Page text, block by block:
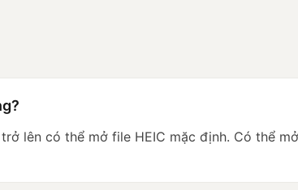
lên có thể mở file HEIC mặc định. Có thể